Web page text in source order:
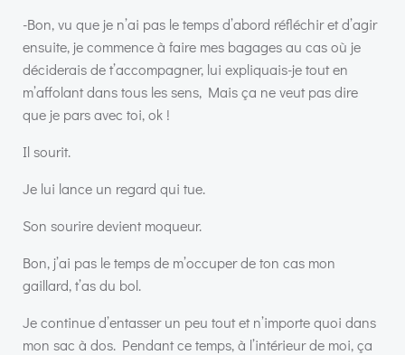
-Bon, vu que je n’ai pas le temps d’abord réfléchir et d’agir
ensuite, je commence à faire mes bagages au cas où je
déciderais de t’accompagner, lui expliquais-je tout en
m’affolant dans tous les sens, Mais ça ne veut pas dire
que je pars avec toi, ok !
Il sourit.
Je lui lance un regard qui tue.
Son sourire devient moqueur.
Bon, j’ai pas le temps de m’occuper de ton cas mon
gaillard, t’as du bol.
Je continue d’entasser un peu tout et n’importe quoi dans
mon sac à dos. Pendant ce temps, à l’intérieur de moi, ça